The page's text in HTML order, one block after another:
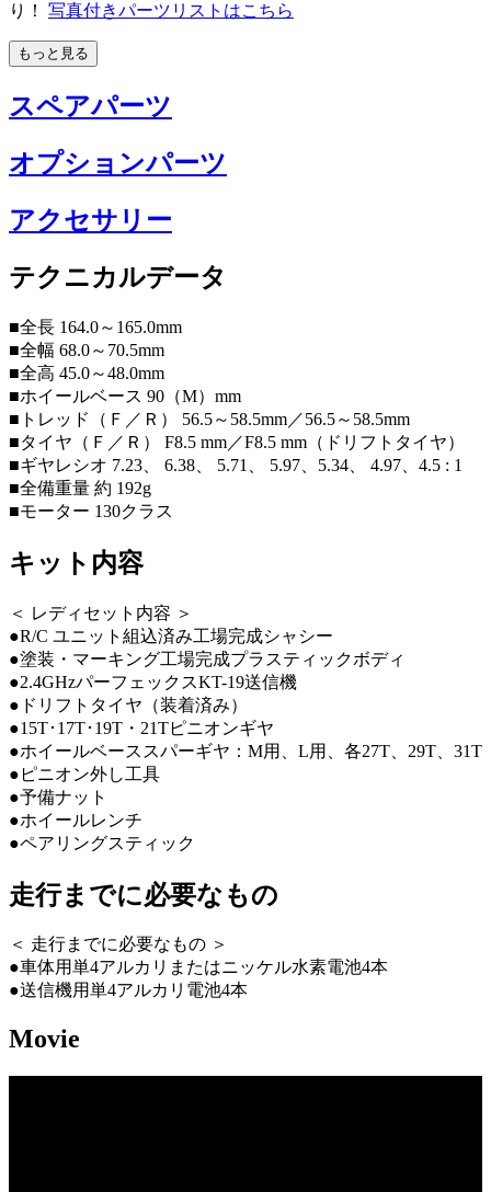
り！ 写真付きパーツリストはこちら
もっと見る
スペアパーツ
オプションパーツ
アクセサリー
テクニカルデータ
■全長 164.0～165.0mm
■全幅 68.0～70.5mm
■全高 45.0～48.0mm
■ホイールベース 90（M）mm
■トレッド（Ｆ／Ｒ） 56.5～58.5mm／56.5～58.5mm
■タイヤ（Ｆ／Ｒ） F8.5 mm／F8.5 mm（ドリフトタイヤ）
■ギヤレシオ 7.23、 6.38、 5.71、 5.97、5.34、 4.97、4.5 : 1
■全備重量 約 192g
■モーター 130クラス
キット内容
＜ レディセット内容 ＞
●R/C ユニット組込済み工場完成シャシー
●塗装・マーキング工場完成プラスティックボディ
●2.4GHzパーフェックスKT-19送信機
●ドリフトタイヤ（装着済み）
●15T･17T･19T・21Tピニオンギヤ
●ホイールベーススパーギヤ：M用、L用、各27T、29T、31T
●ピニオン外し工具
●予備ナット
●ホイールレンチ
●ペアリングスティック
走行までに必要なもの
＜ 走行までに必要なもの ＞
●車体用単4アルカリまたはニッケル水素電池4本
●送信機用単4アルカリ電池4本
Movie